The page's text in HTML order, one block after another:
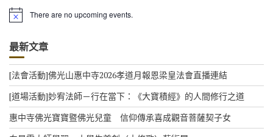
N
i
c
e
There are no upcoming events.
最新文章
[法會活動]佛光山惠中寺2026孝道月報恩梁皇法會直播連結
[道場活動]妙宥法師－行在當下：《大寶積經》的人間修行之道
惠中寺佛光寶寶暨佛光兒童 信仰傳承喜成觀音菩薩契子女